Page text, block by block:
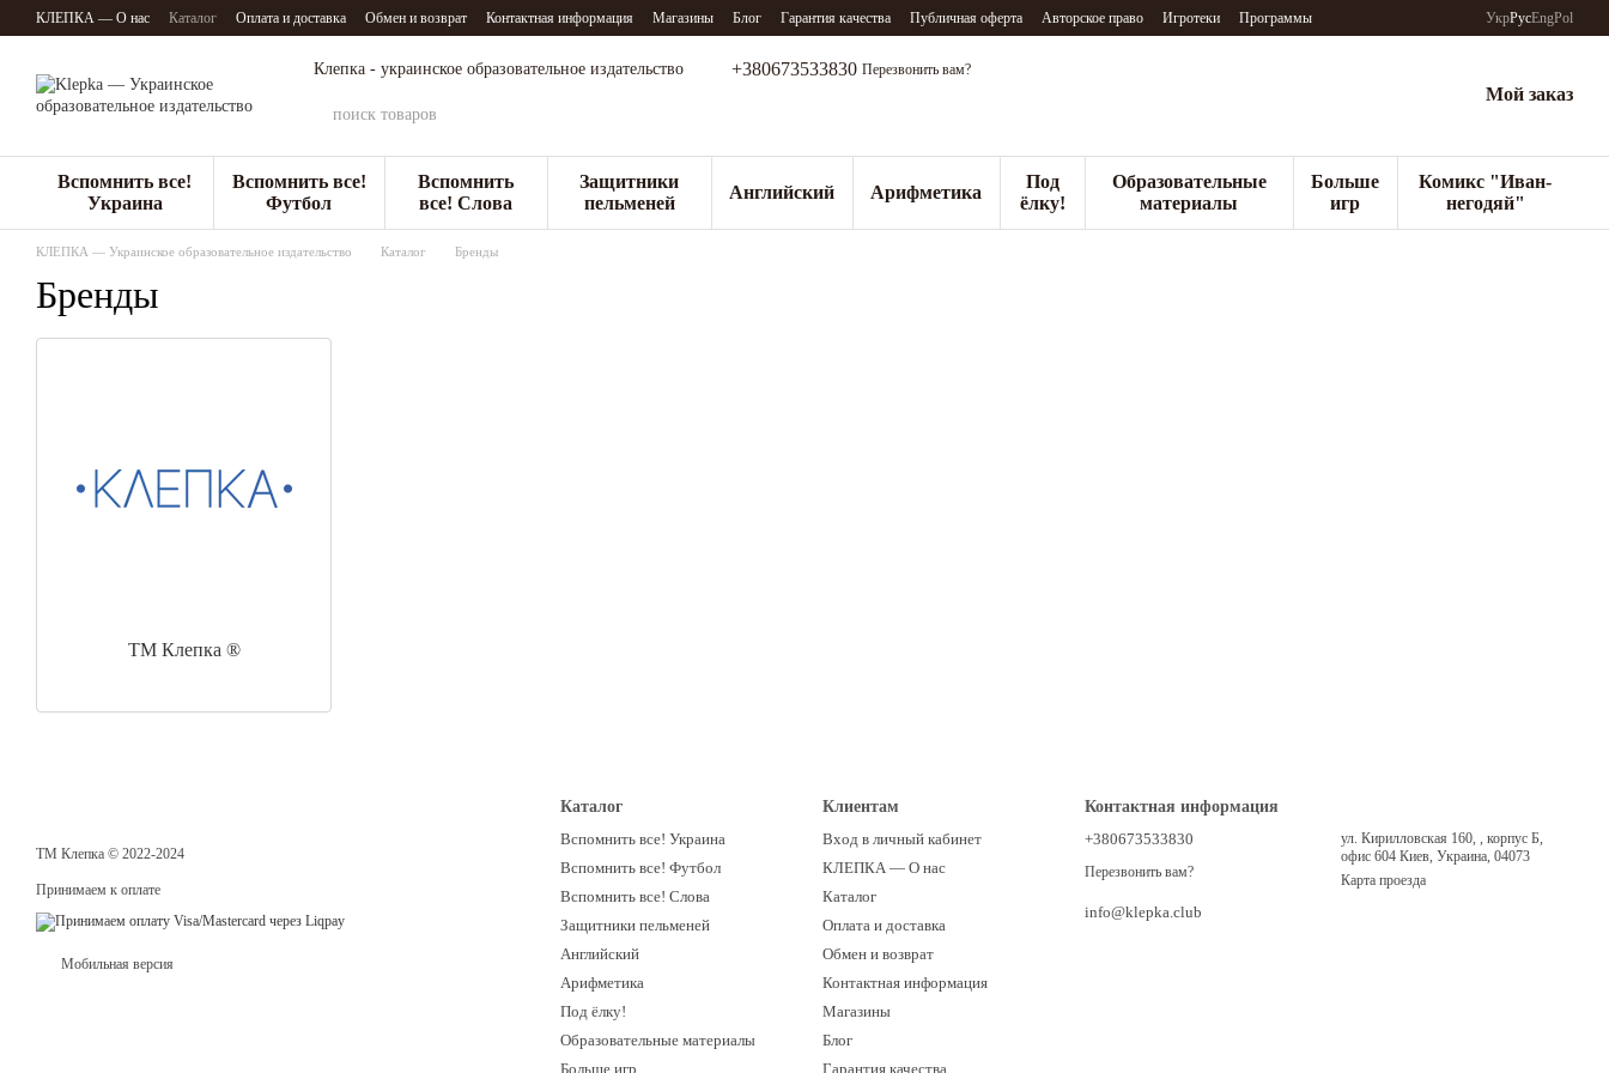
Перейти к основному контенту
КЛЕПКА — О нас Каталог Оплата и доставка Обмен и возврат Контактная информация Магазины Блог Гарантия качества Публичная оферта Авторское право Игротеки Программы УкрРусEngPol
Клепка - украинское образовательное издательство +380673533830 Перезвонить вам?
Мой заказ
Вспомнить все!
Украина
Вспомнить все!
Футбол
Вспомнить
все! Слова
Защитники
пельменей
Английский Арифметика
Под
ёлку!
Образовательные
материалы
Больше
игр
Комикс "Иван-
негодяй"
КЛЕПКА — Украинское образовательное издательство Каталог Бренды
Бренды
ТМ Клепка ®
ТМ Клепка © 2022-2024
Принимаем к оплате
Мобильная версия
Каталог
Вспомнить все! Украина
Вспомнить все! Футбол
Вспомнить все! Слова
Защитники пельменей
Английский
Арифметика
Под ёлку!
Образовательные материалы
Больше игр
Клиентам
Вход в личный кабинет
КЛЕПКА — О нас
Каталог
Оплата и доставка
Обмен и возврат
Контактная информация
Магазины
Блог
Гарантия качества
Контактная информация
+380673533830
Перезвонить вам?
info@klepka.club
ул. Кирилловская 160, , корпус Б,
офис 604 Киев, Украина, 04073
Карта проезда